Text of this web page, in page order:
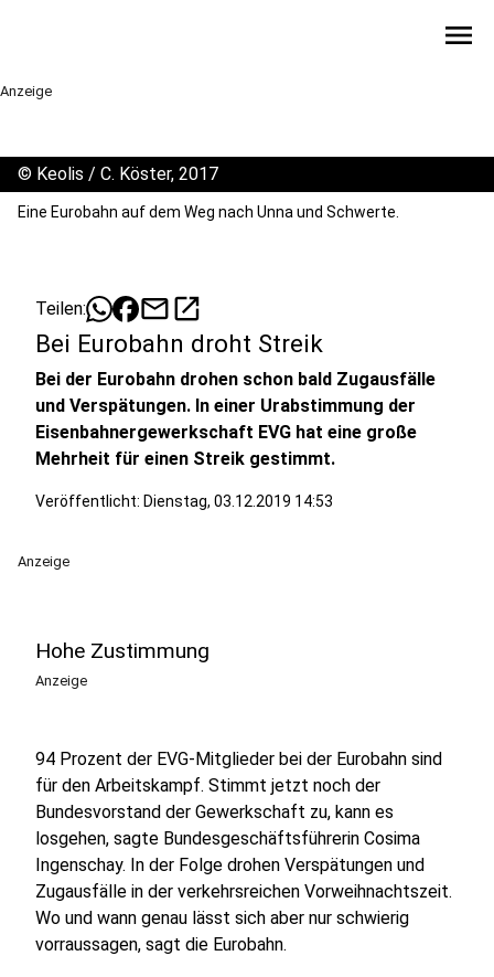
menu
Anzeige
© Keolis / C. Köster, 2017
Eine Eurobahn auf dem Weg nach Unna und Schwerte.
Teilen: mailopen_in_new
Bei Eurobahn droht Streik
Bei der Eurobahn drohen schon bald Zugausfälle
und Verspätungen. In einer Urabstimmung der
Eisenbahnergewerkschaft EVG hat eine große
Mehrheit für einen Streik gestimmt.
Veröffentlicht: Dienstag, 03.12.2019 14:53
Anzeige
Hohe Zustimmung
Anzeige
94 Prozent der EVG-Mitglieder bei der Eurobahn sind
für den Arbeitskampf. Stimmt jetzt noch der
Bundesvorstand der Gewerkschaft zu, kann es
losgehen, sagte Bundesgeschäftsführerin Cosima
Ingenschay. In der Folge drohen Verspätungen und
Zugausfälle in der verkehrsreichen Vorweihnachtszeit.
Wo und wann genau lässt sich aber nur schwierig
vorraussagen, sagt die Eurobahn.